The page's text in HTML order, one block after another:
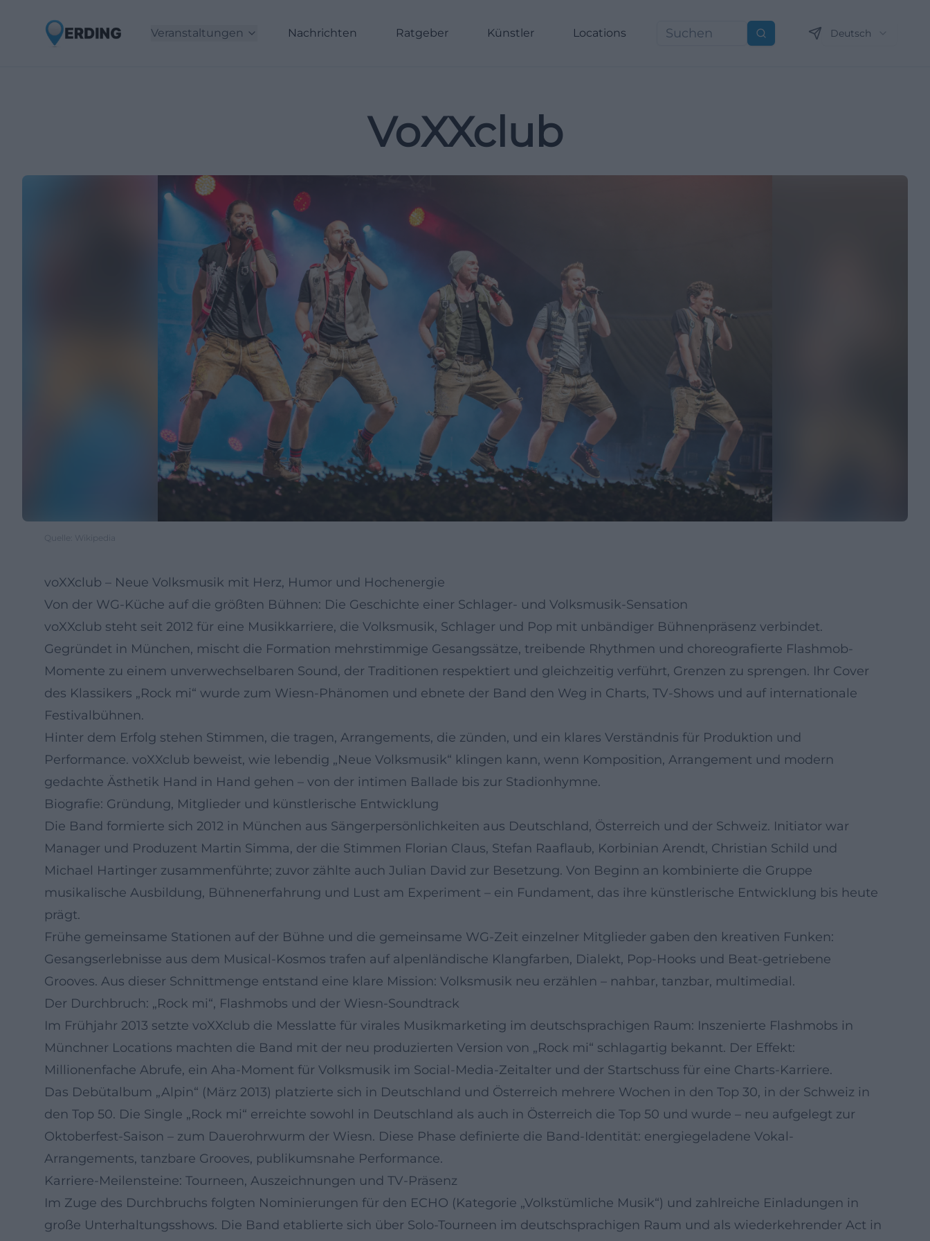
Veranstaltungen Nachrichten Ratgeber Künstler Locations Suchen Deutsch
VoXXclub
Quelle: Wikipedia
voXXclub – Neue Volksmusik mit Herz, Humor und Hochenergie
Von der WG-Küche auf die größten Bühnen: Die Geschichte einer Schlager- und Volksmusik-Sensation
voXXclub steht seit 2012 für eine Musikkarriere, die Volksmusik, Schlager und Pop mit unbändiger Bühnenpräsenz verbindet.
Gegründet in München, mischt die Formation mehrstimmige Gesangssätze, treibende Rhythmen und choreografierte Flashmob-
Momente zu einem unverwechselbaren Sound, der Traditionen respektiert und gleichzeitig verführt, Grenzen zu sprengen. Ihr Cover
des Klassikers „Rock mi“ wurde zum Wiesn-Phänomen und ebnete der Band den Weg in Charts, TV-Shows und auf internationale
Festivalbühnen.
Hinter dem Erfolg stehen Stimmen, die tragen, Arrangements, die zünden, und ein klares Verständnis für Produktion und
Performance. voXXclub beweist, wie lebendig „Neue Volksmusik“ klingen kann, wenn Komposition, Arrangement und modern
gedachte Ästhetik Hand in Hand gehen – von der intimen Ballade bis zur Stadionhymne.
Biografie: Gründung, Mitglieder und künstlerische Entwicklung
Die Band formierte sich 2012 in München aus Sängerpersönlichkeiten aus Deutschland, Österreich und der Schweiz. Initiator war
Manager und Produzent Martin Simma, der die Stimmen Florian Claus, Stefan Raaflaub, Korbinian Arendt, Christian Schild und
Michael Hartinger zusammenführte; zuvor zählte auch Julian David zur Besetzung. Von Beginn an kombinierte die Gruppe
musikalische Ausbildung, Bühnenerfahrung und Lust am Experiment – ein Fundament, das ihre künstlerische Entwicklung bis heute
prägt.
Frühe gemeinsame Stationen auf der Bühne und die gemeinsame WG-Zeit einzelner Mitglieder gaben den kreativen Funken:
Gesangserlebnisse aus dem Musical-Kosmos trafen auf alpenländische Klangfarben, Dialekt, Pop-Hooks und Beat-getriebene
Grooves. Aus dieser Schnittmenge entstand eine klare Mission: Volksmusik neu erzählen – nahbar, tanzbar, multimedial.
Der Durchbruch: „Rock mi“, Flashmobs und der Wiesn-Soundtrack
Im Frühjahr 2013 setzte voXXclub die Messlatte für virales Musikmarketing im deutschsprachigen Raum: Inszenierte Flashmobs in
Münchner Locations machten die Band mit der neu produzierten Version von „Rock mi“ schlagartig bekannt. Der Effekt:
Millionenfache Abrufe, ein Aha-Moment für Volksmusik im Social-Media-Zeitalter und der Startschuss für eine Charts-Karriere.
Das Debütalbum „Alpin“ (März 2013) platzierte sich in Deutschland und Österreich mehrere Wochen in den Top 30, in der Schweiz in
den Top 50. Die Single „Rock mi“ erreichte sowohl in Deutschland als auch in Österreich die Top 50 und wurde – neu aufgelegt zur
Oktoberfest-Saison – zum Dauerohrwurm der Wiesn. Diese Phase definierte die Band-Identität: energiegeladene Vokal-
Arrangements, tanzbare Grooves, publikumsnahe Performance.
Karriere-Meilensteine: Tourneen, Auszeichnungen und TV-Präsenz
Im Zuge des Durchbruchs folgten Nominierungen für den ECHO (Kategorie „Volkstümliche Musik“) und zahlreiche Einladungen in
große Unterhaltungsshows. Die Band etablierte sich über Solo-Tourneen im deutschsprachigen Raum und als wiederkehrender Act in